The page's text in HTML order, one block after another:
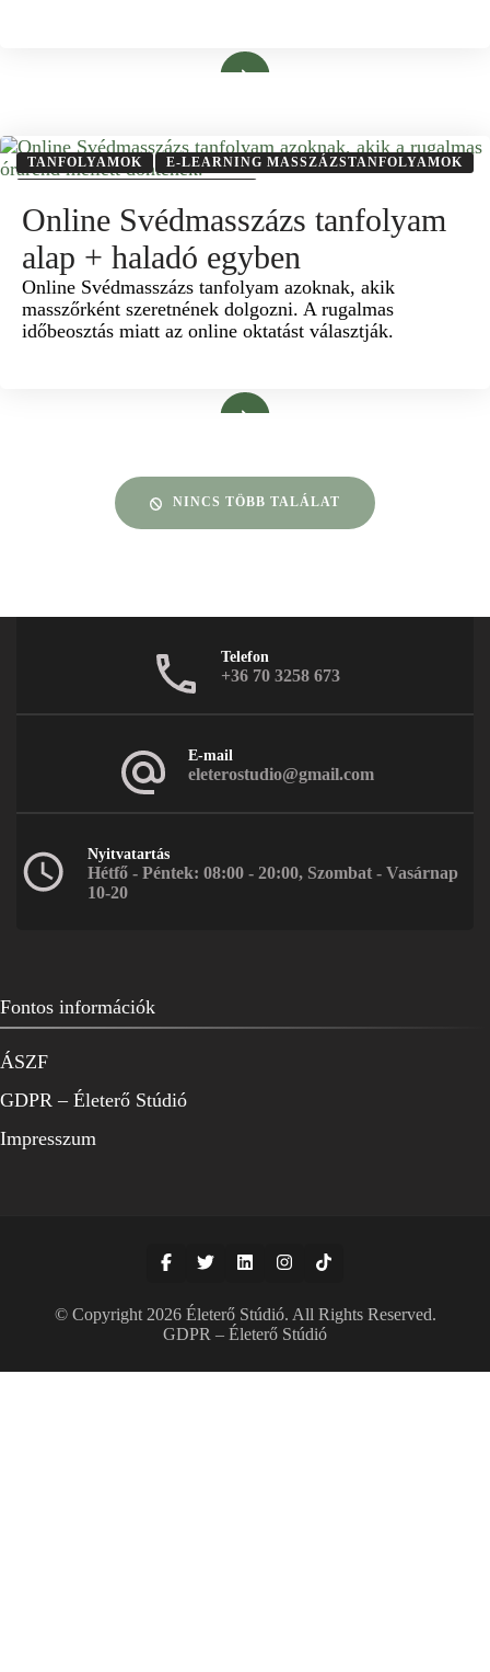
TANFOLYAMOK
E-LEARNING MASSZÁZSTANFOLYAMOK
Online Svédmasszázs tanfolyam
alap + haladó egyben
Online Svédmasszázs tanfolyam azoknak, akik
masszőrként szeretnének dolgozni. A rugalmas
időbeosztás miatt az online oktatást választják.
NINCS TÖBB TALÁLAT
Telefon
+36 70 3258 673
E-mail
eleterostudio@gmail.com
Nyitvatartás
Hétfő - Péntek: 08:00 - 20:00, Szombat - Vasárnap
10-20
Fontos információk
ÁSZF
GDPR – Életerő Stúdió
Impresszum
© Copyright 2026 Életerő Stúdió. All Rights Reserved.
GDPR – Életerő Stúdió